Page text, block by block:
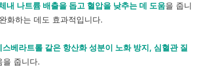
내 나트륨 배출을 돕고 혈압을 낮추는 데 도움을 줍니
화하는 데도 효과적입니다.
베라트롤 같은 항산화 성분이 노화 방지, 심혈관 질
을 줍니다.